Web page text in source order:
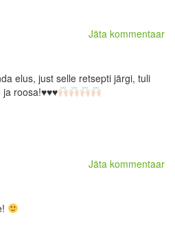
Jäta kommentaar
elus, just selle retsepti järgi, tuli
ja roosa!♥️♥️♥️
Jäta kommentaar